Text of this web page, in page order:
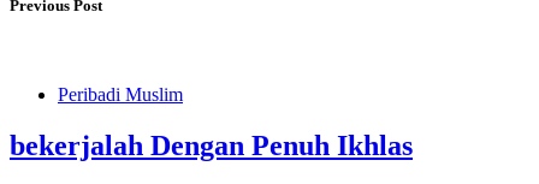
Previous Post
Peribadi Muslim
bekerjalah Dengan Penuh Ikhlas